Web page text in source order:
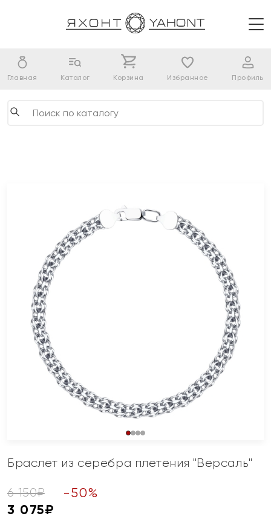
Главная Каталог Корзина Избранное Профиль
Браслет из серебра плетения "Версаль"
6 150₽ -50%
3 075₽